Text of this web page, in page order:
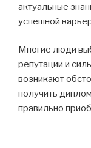
актуальные
успешной
Многие люди
репутации и
возникают
получить
правильно